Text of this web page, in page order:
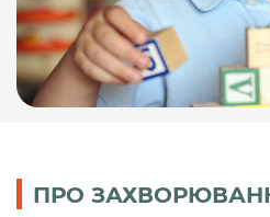
ПРО